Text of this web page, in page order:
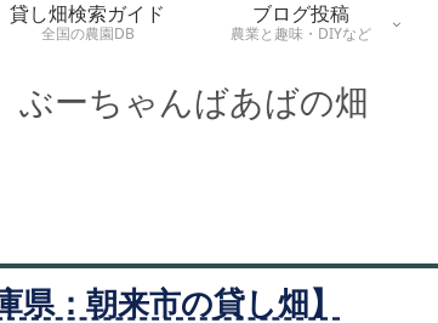
ぶーちゃんばあばの畑
貸し畑検索ガイド
全国の農園DB
ブログ投稿
農業と趣味・DIYなど
：朝来市の貸し畑】